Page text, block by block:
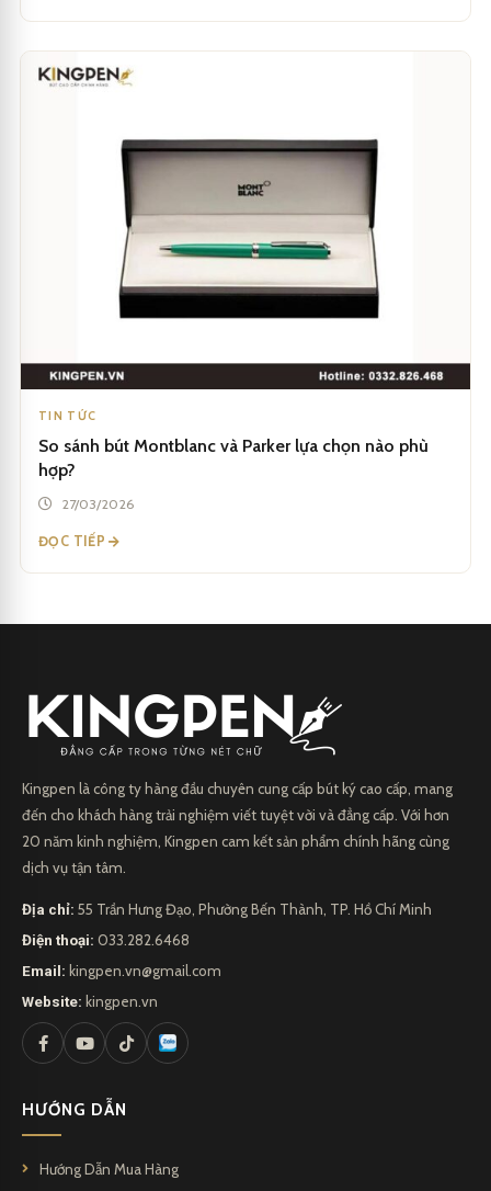
TIN TỨC
So sánh bút Montblanc và Parker lựa chọn nào phù
hợp?
27/03/2026
ĐỌC TIẾP
Kingpen là công ty hàng đầu chuyên cung cấp bút ký cao cấp, mang
đến cho khách hàng trải nghiệm viết tuyệt vời và đẳng cấp. Với hơn
20 năm kinh nghiệm, Kingpen cam kết sản phẩm chính hãng cùng
dịch vụ tận tâm.
Địa chỉ: 55 Trần Hưng Đạo, Phường Bến Thành, TP. Hồ Chí Minh
Điện thoại: 033.282.6468
Email: kingpen.vn@gmail.com
Website: kingpen.vn
HƯỚNG DẪN
Hướng Dẫn Mua Hàng